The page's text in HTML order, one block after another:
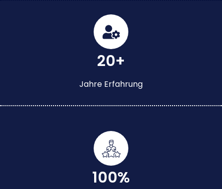
20+
Jahre Erfahrung
100%